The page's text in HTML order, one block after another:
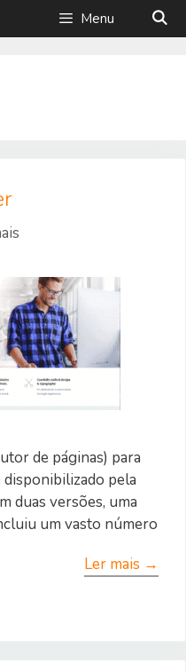
Menu
de páginas) para
pela
duas versões, uma
um vasto número
Ler mais →